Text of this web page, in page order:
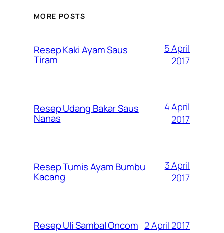
MORE POSTS
Resep Kaki Ayam Saus
Tiram
5 April
2017
Resep Udang Bakar Saus
Nanas
4 April
2017
Resep Tumis Ayam Bumbu
Kacang
3 April
2017
Resep Uli Sambal Oncom 2 April 2017